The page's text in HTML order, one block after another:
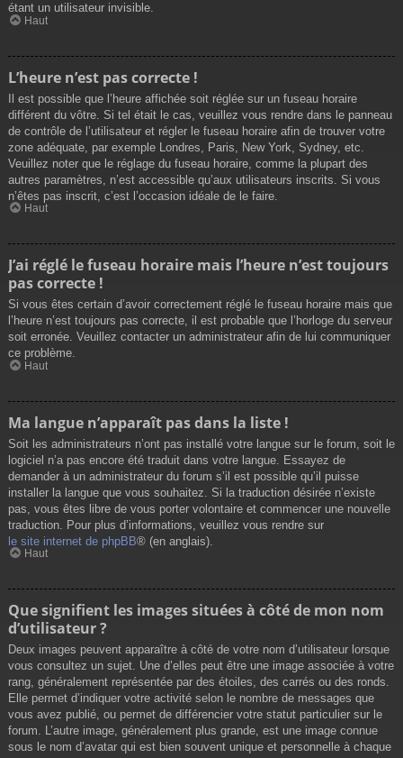
étant un utilisateur invisible.
Haut
L’heure n’est pas correcte !
Il est possible que l’heure affichée soit réglée sur un fuseau horaire
différent du vôtre. Si tel était le cas, veuillez vous rendre dans le panneau
de contrôle de l’utilisateur et régler le fuseau horaire afin de trouver votre
zone adéquate, par exemple Londres, Paris, New York, Sydney, etc.
Veuillez noter que le réglage du fuseau horaire, comme la plupart des
autres paramètres, n’est accessible qu’aux utilisateurs inscrits. Si vous
n’êtes pas inscrit, c’est l’occasion idéale de le faire.
Haut
J’ai réglé le fuseau horaire mais l’heure n’est toujours
pas correcte !
Si vous êtes certain d’avoir correctement réglé le fuseau horaire mais que
l’heure n’est toujours pas correcte, il est probable que l’horloge du serveur
soit erronée. Veuillez contacter un administrateur afin de lui communiquer
ce problème.
Haut
Ma langue n’apparaît pas dans la liste !
Soit les administrateurs n’ont pas installé votre langue sur le forum, soit le
logiciel n’a pas encore été traduit dans votre langue. Essayez de
demander à un administrateur du forum s’il est possible qu’il puisse
installer la langue que vous souhaitez. Si la traduction désirée n’existe
pas, vous êtes libre de vous porter volontaire et commencer une nouvelle
traduction. Pour plus d’informations, veuillez vous rendre sur
le site internet de phpBB® (en anglais).
Haut
Que signifient les images situées à côté de mon nom
d’utilisateur ?
Deux images peuvent apparaître à côté de votre nom d’utilisateur lorsque
vous consultez un sujet. Une d’elles peut être une image associée à votre
rang, généralement représentée par des étoiles, des carrés ou des ronds.
Elle permet d’indiquer votre activité selon le nombre de messages que
vous avez publié, ou permet de différencier votre statut particulier sur le
forum. L’autre image, généralement plus grande, est une image connue
sous le nom d’avatar qui est bien souvent unique et personnelle à chaque